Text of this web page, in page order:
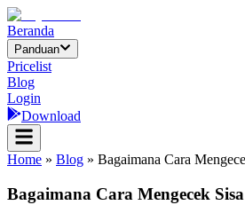
Beranda
Panduan
Pricelist
Blog
Login
Download
Home » Blog » Bagaimana Cara
Bagaimana Cara Mengecek